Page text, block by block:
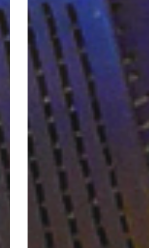
> Moi, Claire Wolfstirn
>
Où voir mes pièces